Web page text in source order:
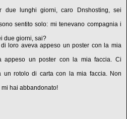
due lunghi giorni, caro Dnshosting, sei
sentito solo: mi tenevano compagnia i
due giorni, sai?
loro aveva appeso un poster con la mia
appeso un poster con la mia faccia. Ci
un rotolo di carta con la mia faccia. Non
hai abbandonato!